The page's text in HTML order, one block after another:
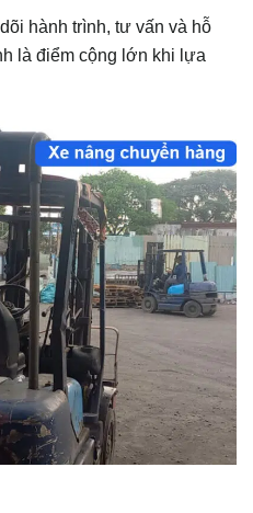
hành trình, tư vấn và hỗ
là điểm cộng lớn khi lựa